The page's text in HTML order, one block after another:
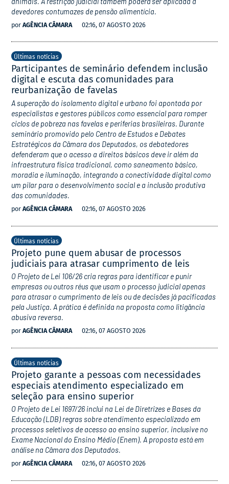
devedores contumazes de pensão alimentícia.
por AGÊNCIA CÂMARA 02:16, 07 AGOSTO 2026
Últimas notícias
Participantes de seminário defendem inclusão
digital e escuta das comunidades para
reurbanização de favelas
A superação do isolamento digital e urbano foi apontada por
especialistas e gestores públicos como essencial para romper
ciclos de pobreza nas favelas e periferias brasileiras. Durante
seminário promovido pelo Centro de Estudos e Debates
Estratégicos da Câmara dos Deputados, os debatedores
defenderam que o acesso a direitos básicos deve ir além da
infraestrutura física tradicional, como saneamento básico,
moradia e iluminação, integrando a conectividade digital como
um pilar para o desenvolvimento social e a inclusão produtiva
das comunidades.
por AGÊNCIA CÂMARA 02:16, 07 AGOSTO 2026
Últimas notícias
Projeto pune quem abusar de processos
judiciais para atrasar cumprimento de leis
O Projeto de Lei 106/26 cria regras para identificar e punir
empresas ou outros réus que usam o processo judicial apenas
para atrasar o cumprimento de leis ou de decisões já pacificadas
pela Justiça. A prática é definida na proposta como litigância
abusiva reversa.
por AGÊNCIA CÂMARA 02:16, 07 AGOSTO 2026
Últimas notícias
Projeto garante a pessoas com necessidades
especiais atendimento especializado em
seleção para ensino superior
O Projeto de Lei 1697/26 inclui na Lei de Diretrizes e Bases da
Educação (LDB) regras sobre atendimento especializado em
processos seletivos de acesso ao ensino superior, inclusive no
Exame Nacional do Ensino Médio (Enem). A proposta está em
análise na Câmara dos Deputados.
por AGÊNCIA CÂMARA 02:16, 07 AGOSTO 2026